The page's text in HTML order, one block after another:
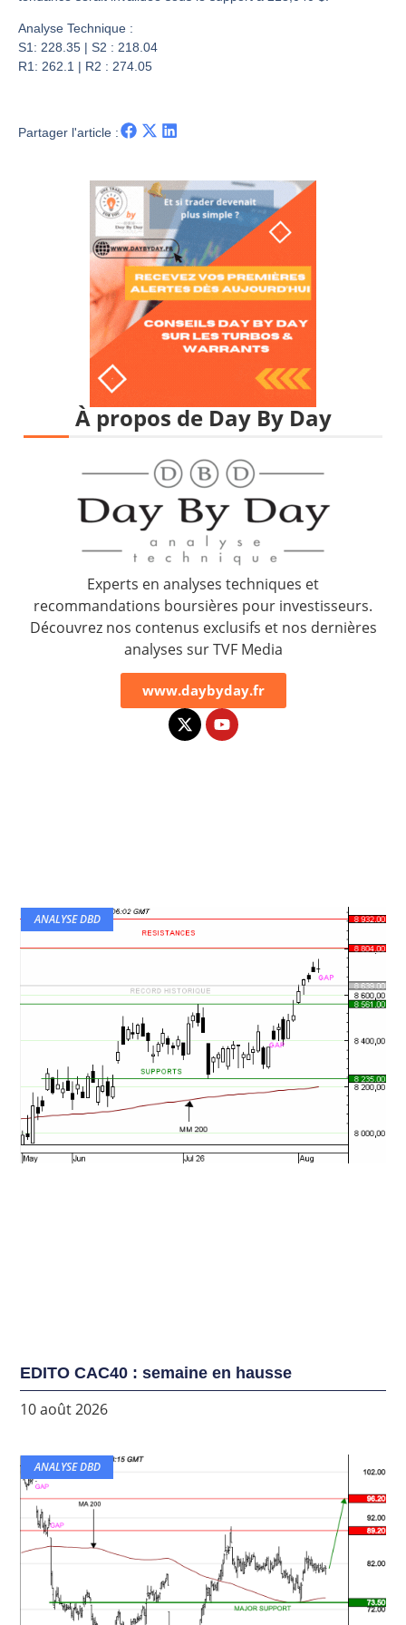
Analyse Technique :
S1: 228.35 | S2 : 218.04
R1: 262.1 | R2 : 274.05
Partager l'article :
À propos de Day By Day
Experts en analyses techniques et
recommandations boursières pour investisseurs.
Découvrez nos contenus exclusifs et nos dernières
analyses sur TVF Media
www.daybyday.fr
ANALYSE DBD
EDITO CAC40 : semaine en hausse
10 août 2026
ANALYSE DBD